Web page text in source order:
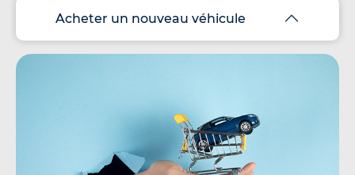
Acheter un nouveau véhicule